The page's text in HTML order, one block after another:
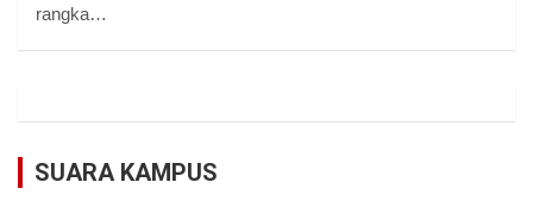
rangka…
SUARA KAMPUS